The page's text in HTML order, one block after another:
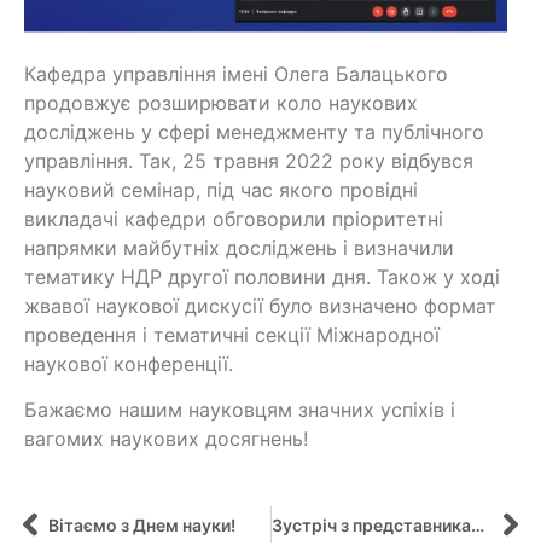
Кафедра управління імені Олега Балацького
продовжує розширювати коло наукових
досліджень у сфері менеджменту та публічного
управління. Так, 25 травня 2022 року відбувся
науковий семінар, під час якого провідні
викладачі кафедри обговорили пріоритетні
напрямки майбутніх досліджень і визначили
тематику НДР другої половини дня. Також у ході
жвавої наукової дискусії було визначено формат
проведення і тематичні секції Міжнародної
наукової конференції.
Бажаємо нашим науковцям значних успіхів і
вагомих наукових досягнень!
Вітаємо з Днем науки! Зустріч з представниками міжнародної аудиторської компанії «Делойт»